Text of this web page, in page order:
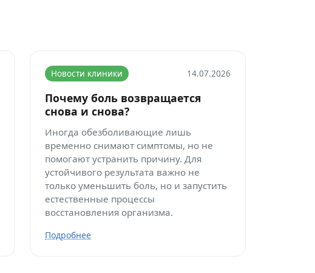
Новости клиники 14.07.2026
Почему боль возвращается
снова и снова?
Иногда обезболивающие лишь
временно снимают симптомы, но не
помогают устранить причину. Для
устойчивого результата важно не
только уменьшить боль, но и запустить
естественные процессы
восстановления организма.
Подробнее